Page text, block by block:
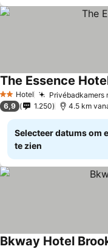
2 Sterren
Hotel Privébadkamers
The Essence
6,9 1.250 4.5 km
Selecteer datums om
te zien
Bkway Hotel